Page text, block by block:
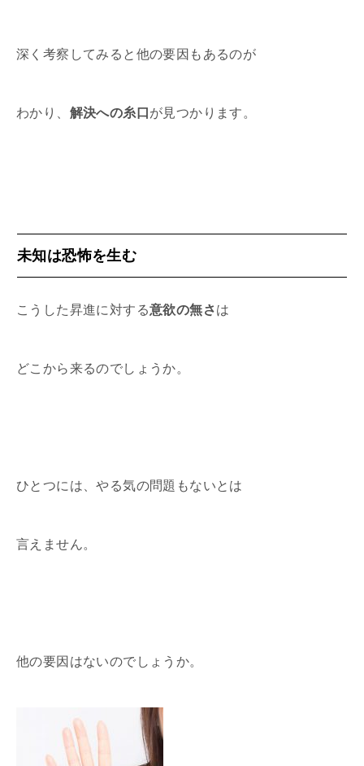
深く考察してみると他の要因もあるのが
わかり、 解決への糸口 が見つかります。
未知は恐怖を生む
こうした昇進に対する意欲の無さは
どこから来るのでしょうか。
ひとつには、やる気の問題もないとは
言えません。
他の要因はないのでしょうか。